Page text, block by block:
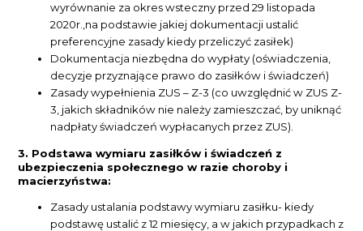
wyrównanie za okres wsteczny przed 29 listopada
2020r.,na podstawie jakiej dokumentacji ustalić
preferencyjne zasady kiedy przeliczyć zasiłek)
Dokumentacja niezbędna do wypłaty (oświadczenia,
decyzje przyznające prawo do zasiłków i świadczeń)
Zasady wypełnienia ZUS – Z-3 (co uwzględnić w ZUS Z-
3, jakich składników nie należy zamieszczać, by uniknąć
nadpłaty świadczeń wypłacanych przez ZUS).
3. Podstawa wymiaru zasiłków i świadczeń z
ubezpieczenia społecznego w razie choroby i
macierzyństwa:
Zasady ustalania podstawy wymiaru zasiłku- kiedy
podstawę ustalić z 12 miesięcy, a w jakich przypadkach z